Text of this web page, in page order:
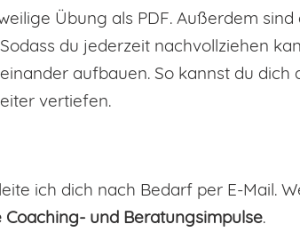
Übung als PDF. Außerdem
du jederzeit nachvollziehen
aufbauen. So kannst du
vertiefen.
ich dich nach Bedarf per E-Mail.
Coaching- und Beratungsimpulse.